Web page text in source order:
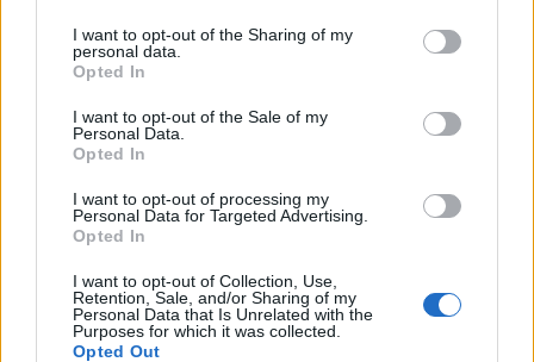
not limited to your visit or usage behaviour. You may click to
grant or deny consent to Google and its third-party tags to
use your data for below specified purposes in below Google
consent section.
I want to opt-out of the Sharing of my
personal data.
Opted In
I want to opt-out of the Sale of my
Personal Data.
Opted In
I want to opt-out of processing my
Personal Data for Targeted Advertising.
Opted In
I want to opt-out of Collection, Use,
Retention, Sale, and/or Sharing of my
Personal Data that Is Unrelated with the
Purposes for which it was collected.
Opted Out
consecuencias en la jubilación
Marta Ruiz · 5 Ago 2026
FINANZAS